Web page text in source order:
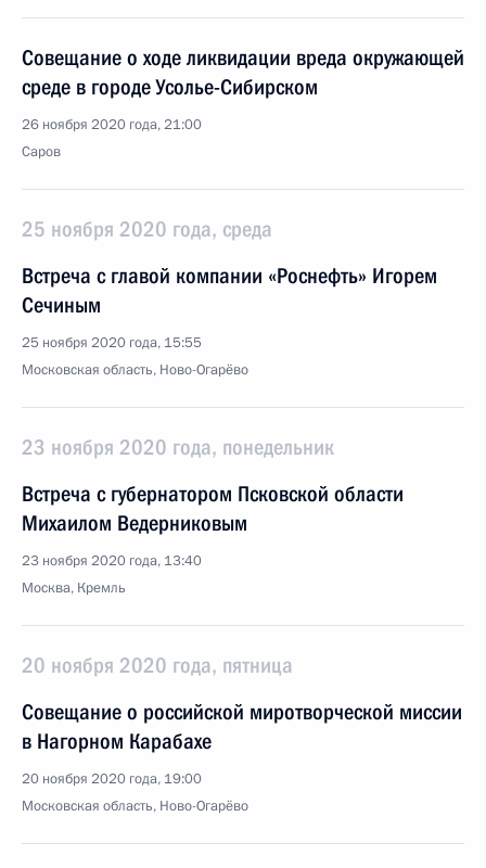
Совещание о ходе ликвидации вреда окружающей
среде в городе Усолье-Сибирском
26 ноября 2020 года, 21:00
Саров
25 ноября 2020 года, среда
Встреча с главой компании «Роснефть» Игорем
Сечиным
25 ноября 2020 года, 15:55
Московская область, Ново-Огарёво
23 ноября 2020 года, понедельник
Встреча с губернатором Псковской области
Михаилом Ведерниковым
23 ноября 2020 года, 13:40
Москва, Кремль
20 ноября 2020 года, пятница
Совещание о российской миротворческой миссии
в Нагорном Карабахе
20 ноября 2020 года, 19:00
Московская область, Ново-Огарёво